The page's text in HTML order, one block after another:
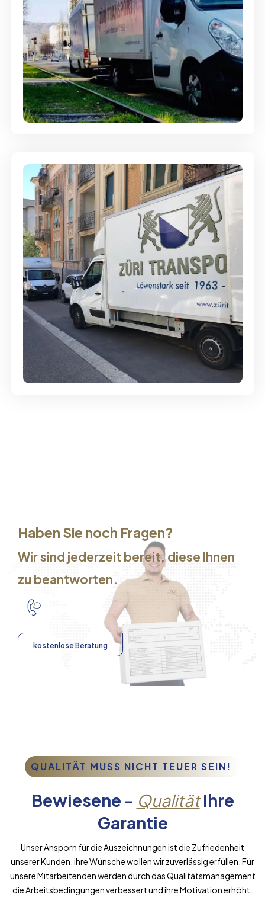
Ein- und Auspackservice
Günstige Umzüge - Hervorragender
Service
Haben Sie noch Fragen?
Wir sind jederzeit bereit, diese Ihnen
zu beantworten.
kostenlose Beratung
QUALITÄT MUSS NICHT TEUER SEIN!
Bewiesene - QualitätIhre
Garantie
Unser Ansporn für die Auszeichnungen ist die Zufriedenheit
unserer Kunden, ihre Wünsche wollen wir zuverlässig erfüllen. Für
unsere Mitarbeitenden werden durch das Qualitätsmanagement
die Arbeitsbedingungen verbessert und ihre Motivation erhöht.